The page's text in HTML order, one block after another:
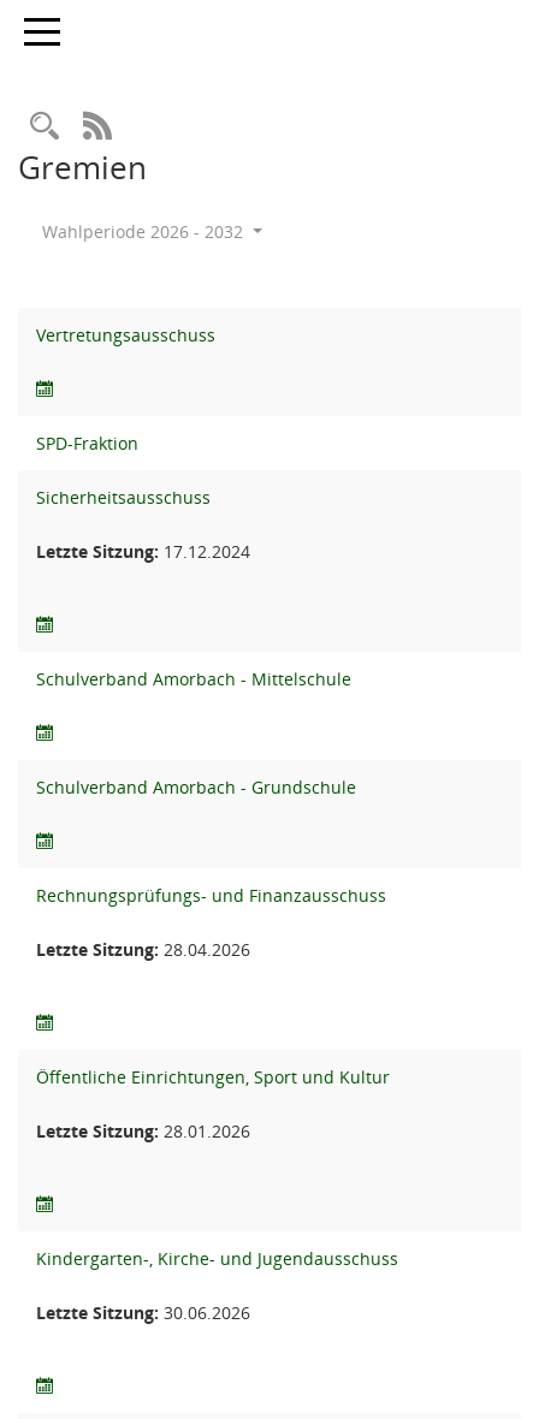
Toggle navigation
Rechercheauswahl
RSS-Feed
Gremien
Wahlperiode 2026 - 2032
Vertretungsausschuss
SPD-Fraktion
Sicherheitsausschuss
Letzte Sitzung: 17.12.2024
Schulverband Amorbach - Mittelschule
Schulverband Amorbach - Grundschule
Rechnungsprüfungs- und Finanzausschuss
Letzte Sitzung: 28.04.2026
Öffentliche Einrichtungen, Sport und Kultur
Letzte Sitzung: 28.01.2026
Kindergarten-, Kirche- und Jugendausschuss
Letzte Sitzung: 30.06.2026